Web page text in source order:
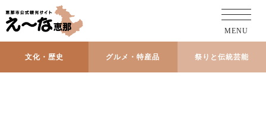
文化・歴史 グルメ・特産品 祭りと伝統芸能
MENU